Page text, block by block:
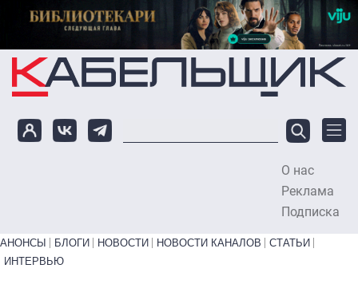
Перейти к основному содержанию
О нас
Реклама
Подписка
Primary links bottom
АНОНСЫ БЛОГИ НОВОСТИ НОВОСТИ КАНАЛОВ
СТАТЬИ
ИНТЕРВЬЮ